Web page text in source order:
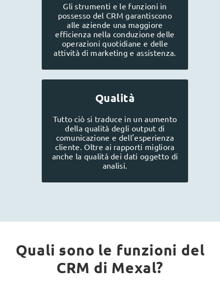
Gli strumenti e le funzioni in
possesso del CRM garantiscono
alle aziende una maggiore
efficienza nella conduzione delle
operazioni quotidiane e delle
attività di marketing e assistenza.
Qualità
Tutto ciò si traduce in un aumento
della qualità degli output di
comunicazione e dell'esperienza
cliente. Oltre ai rapporti migliora
anche la qualità dei dati oggetto di
analisi.
Quali sono le funzioni del
CRM di Mexal?